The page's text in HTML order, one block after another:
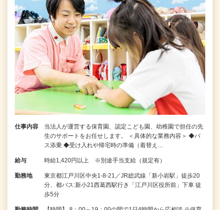
仕事内容
当法人が運営する保育園、認定こども園、幼稚園で担任の先
生のサポートをお任せします。 ＜具体的な業務内容＞ ◆バ
ス添乗 ◆受け入れや帰宅時の準備（着替え…
給与 時給1,420円以上 ※別途手当支給（規定有）
勤務地
東京都江戸川区中央1-8-21／JR総武線「新小岩駅」徒歩20
分、都バス:新小21西葛西駅行き「江戸川区役所前」下車 徒
歩5分